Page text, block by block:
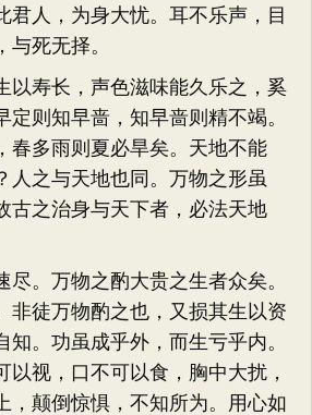
君人，为身大忧。耳不乐声，目
死无择。
寿长，声色滋味能久乐之，奚
定则知早啬，知早啬则精不竭。
春多雨则夏必旱矣。天地不能
人之与天地也同。万物之形虽
古之治身与天下者，必法天地
。万物之酌大贵之生者众矣。
非徒万物酌之也，又损其生以资
知。功虽成乎外，而生亏乎内。
以视，口不可以食，胸中大扰，
，颠倒惊惧，不知所为。用心如